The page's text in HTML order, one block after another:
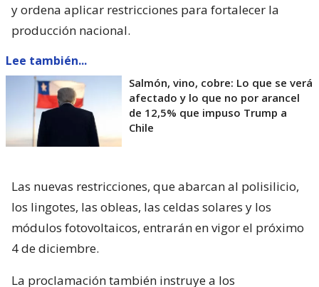
y ordena aplicar restricciones para fortalecer la
producción nacional.
Lee también...
Salmón, vino, cobre: Lo que se verá
afectado y lo que no por arancel
de 12,5% que impuso Trump a
Chile
Las nuevas restricciones, que abarcan al polisilicio,
los lingotes, las obleas, las celdas solares y los
módulos fotovoltaicos, entrarán en vigor el próximo
4 de diciembre.
La proclamación también instruye a los